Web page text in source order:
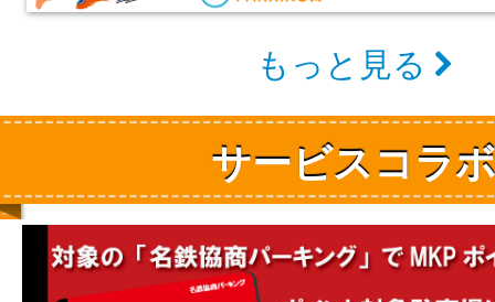
もっと見る
サービスコラボ